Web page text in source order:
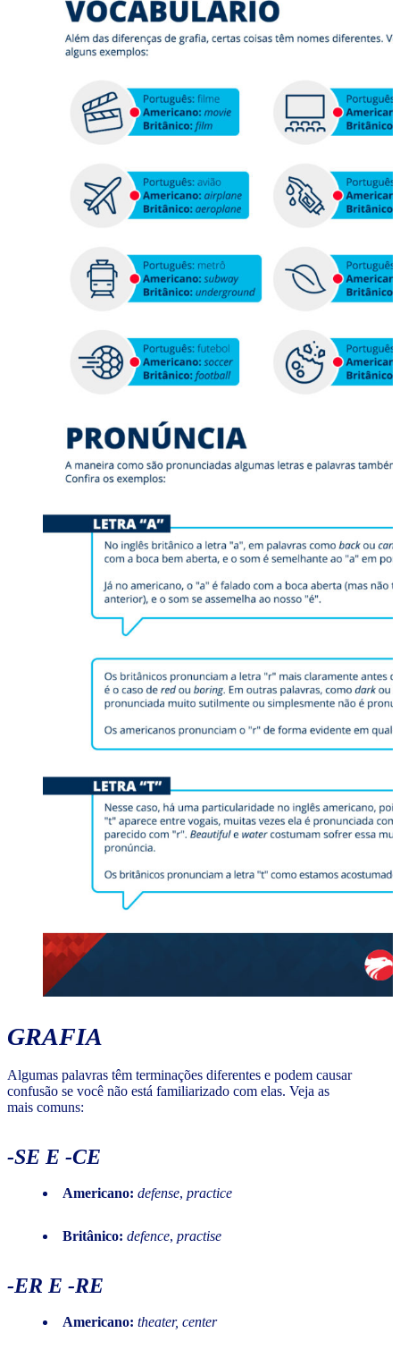
GRAFIA
Algumas palavras têm terminações diferentes e podem causar
confusão se você não está familiarizado com elas. Veja as
mais comuns:
-SE E -CE
Americano: defense, practice
Britânico: defence, practise
-ER E -RE
Americano: theater, center